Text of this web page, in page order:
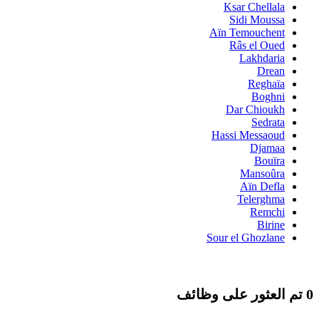
Ksar Chellala
Sidi Moussa
Aïn Temouchent
Râs el Oued
Lakhdaria
Drean
Reghaïa
Boghni
Dar Chioukh
Sedrata
Hassi Messaoud
Djamaa
Bouïra
Mansoûra
Aïn Defla
Telerghma
Remchi
Birine
Sour el Ghozlane
0 تم العثور على وظائف